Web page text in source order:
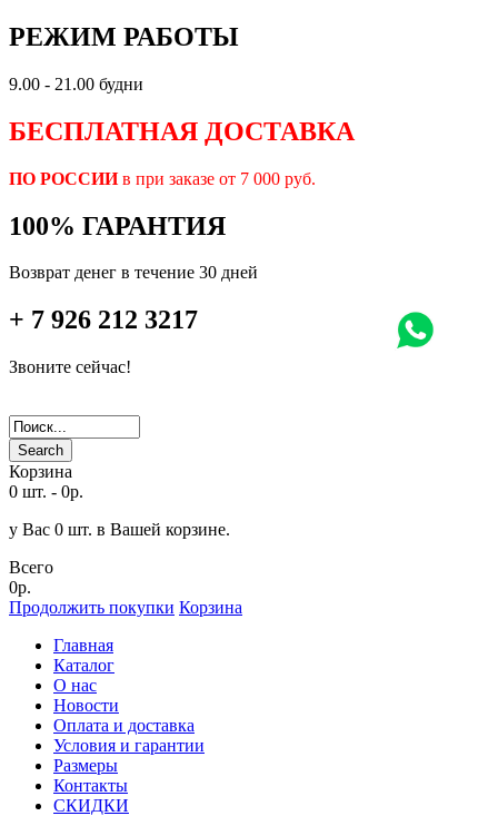
РЕЖИМ РАБОТЫ
9.00 - 21.00 будни
БЕСПЛАТНАЯ ДОСТАВКА
ПО РОССИИв при заказе от 7 000 руб.
100% ГАРАНТИЯ
Возврат денег в течение 30 дней
+ 7 926 212 3217
Звоните сейчас!
Search
Корзина
0 шт. - 0р.
у Вас 0 шт. в Вашей корзине.
Всего
0р.
Продолжить покупки Корзина
Главная
Каталог
О нас
Новости
Оплата и доставка
Условия и гарантии
Размеры
Контакты
СКИДКИ